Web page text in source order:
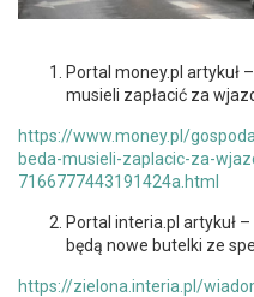
Portal money.pl artykuł
musieli zapłacić za
https://www.money.pl/
beda-musieli-zaplacic-za-
7166777443191424a.html
Portal interia.pl artykuł
będą nowe butelki ze
https://zielona.interia.pl/